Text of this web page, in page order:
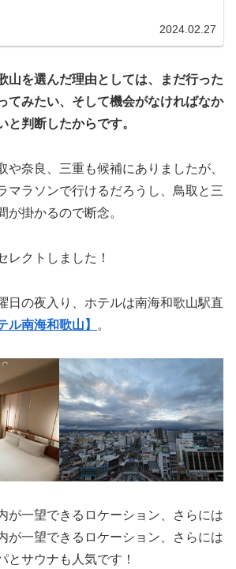
2024.02.27
山を選んだ理由としては、まだ行った
てみたい、そして機会がなければなか
と判断したからです。
や奈良、三重も候補にありましたが、
マラソンで行けるだろうし、鳥取と三
が掛かるので断念。
レクトしました！
日の夜入り、ホテルは南海和歌山駅直
ル南海和歌山】 。
が一望できるロケーション、さらには
が一望できるロケーション、さらには
とサウナも人気です！